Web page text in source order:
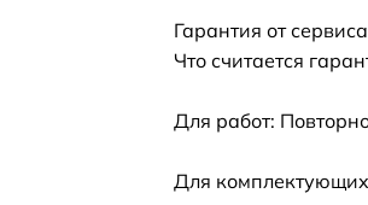
Замена сенсора Asko
Гарантия от
Что считается
Для работ:
Для